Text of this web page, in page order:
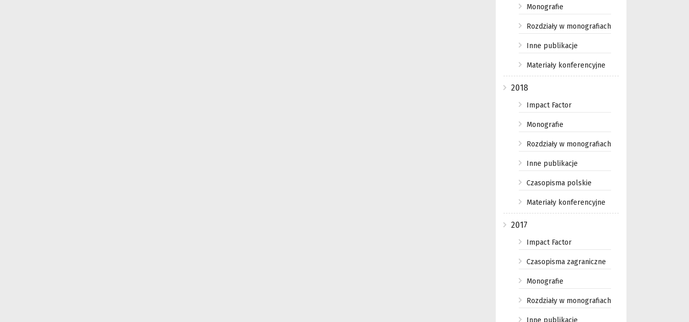
Monografie
Rozdziały w monografiach
Inne publikacje
Materiały konferencyjne
2018
Impact Factor
Monografie
Rozdziały w monografiach
Inne publikacje
Czasopisma polskie
Materiały konferencyjne
2017
Impact Factor
Czasopisma zagraniczne
Monografie
Rozdziały w monografiach
Inne publikacje